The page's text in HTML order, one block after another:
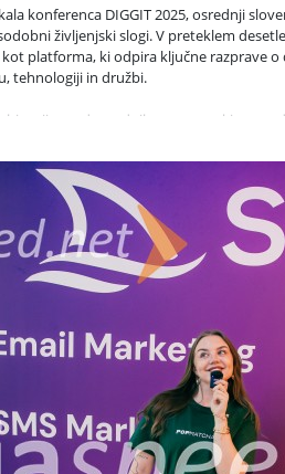
konferenca DIGGIT 2025, osrednji
življenjski slogi. V preteklem
platforma, ki odpira ključne razprave
tehnologiji in družbi.
mednarodnih govorcev, ki so
iz slovenskega prostora. V središču
ostati relevantni v hitro
analiza potrošnika prihodnosti – kdo
tudi pomen celostne digitalizacije
razvoja.
pristopov in večkanalnega
trženju.
poslovne konference. S
in dobro počutje, je obiskovalcem